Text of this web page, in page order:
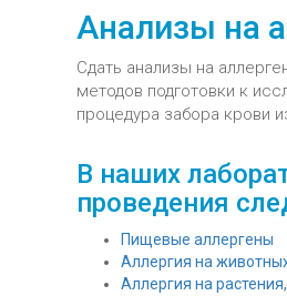
Анализы на
Сдать анализы на
методов подготовки к
процедура забора крови
В наших
проведения
Пищевые аллергены
Аллергия на
Аллергия на